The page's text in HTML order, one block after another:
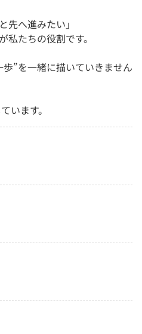
先へ進みたい」
私たちの役割です。
”を一緒に描いていきません
います。